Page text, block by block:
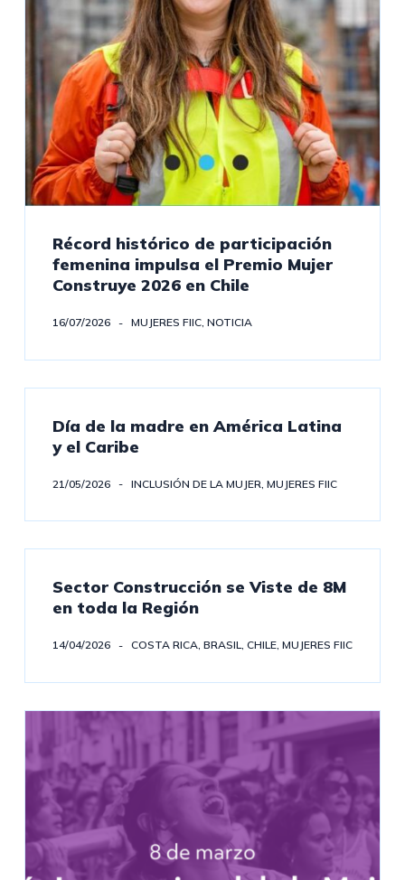
Récord histórico de participación
femenina impulsa el Premio Mujer
Construye 2026 en Chile
16/07/2026 MUJERES FIIC, NOTICIA
Día de la madre en América Latina
y el Caribe
21/05/2026 INCLUSIÓN DE LA MUJER MUJERES FIIC
Sector Construcción se Viste de 8M
en toda la Región
14/04/2026 COSTA RICA, BRASIL, CHILE, MUJERES FIIC